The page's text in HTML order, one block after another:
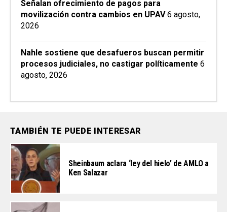
Señalan ofrecimiento de pagos para
movilización contra cambios en UPAV 6 agosto,
2026
Nahle sostiene que desafueros buscan permitir
procesos judiciales, no castigar políticamente 6
agosto, 2026
TAMBIÉN TE PUEDE INTERESAR
Sheinbaum aclara ‘ley del hielo’ de AMLO a
Ken Salazar